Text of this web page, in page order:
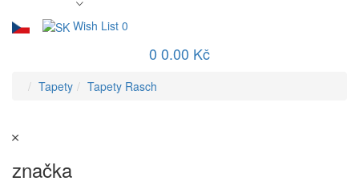
Wish List 0
0 0.00 Kč
Tapety Tapety Rasch
značka